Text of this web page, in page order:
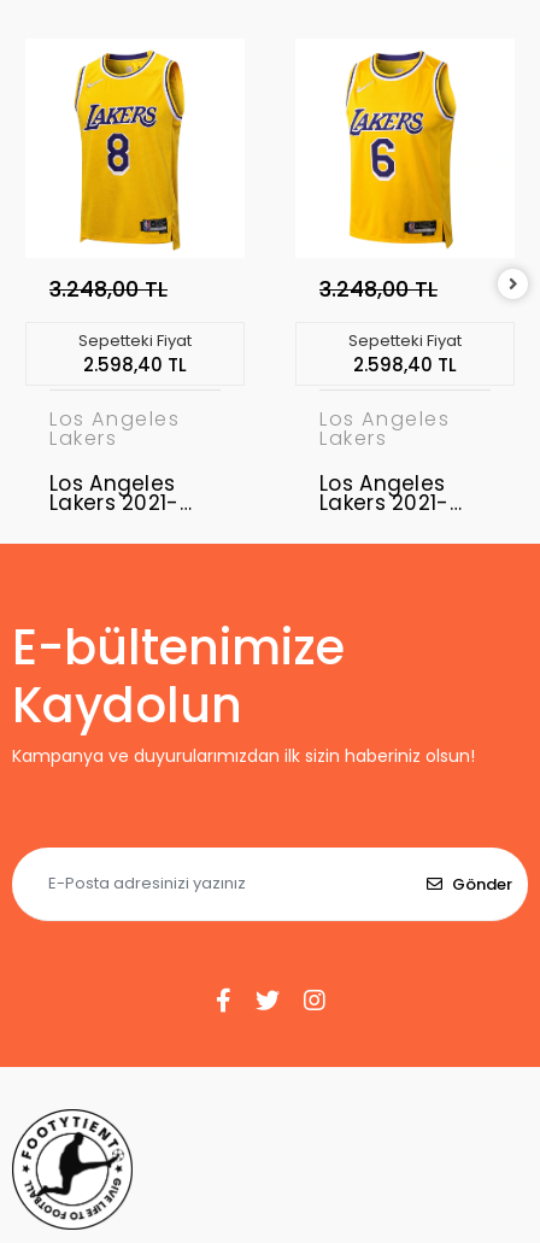
3.248,00 TL
Sepetteki Fiyat
2.598,40 TL
Los Angeles
Lakers
Los Angeles
Lakers 2021-
Bryant 8
3.248,00 TL
Sepetteki Fiyat
2.598,40 TL
Los Angeles
Lakers
Los Angeles
Lakers 2021-
James 6
E-bültenimize
Kaydolun
Kampanya ve duyurularımızdan ilk sizin haberiniz olsun!
Gönder